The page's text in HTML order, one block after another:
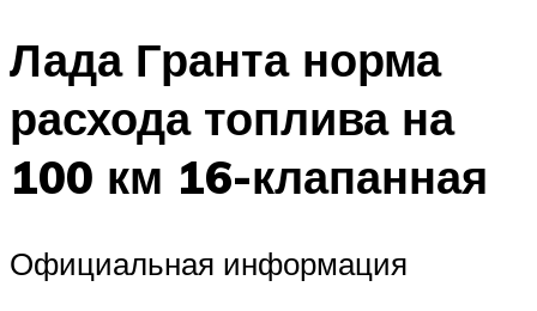
Лада Гранта норма
расхода топлива на
100 км 16-клапанная
Официальная информация